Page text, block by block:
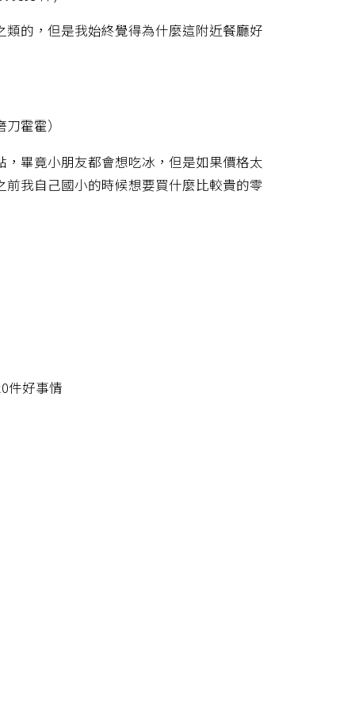
的，但是我始終覺得為什麼這附近餐廳好
霍霍）
畢竟小朋友都會想吃冰，但是如果價格太
我自己國小的時候想要買什麼比較貴的零
件好事情